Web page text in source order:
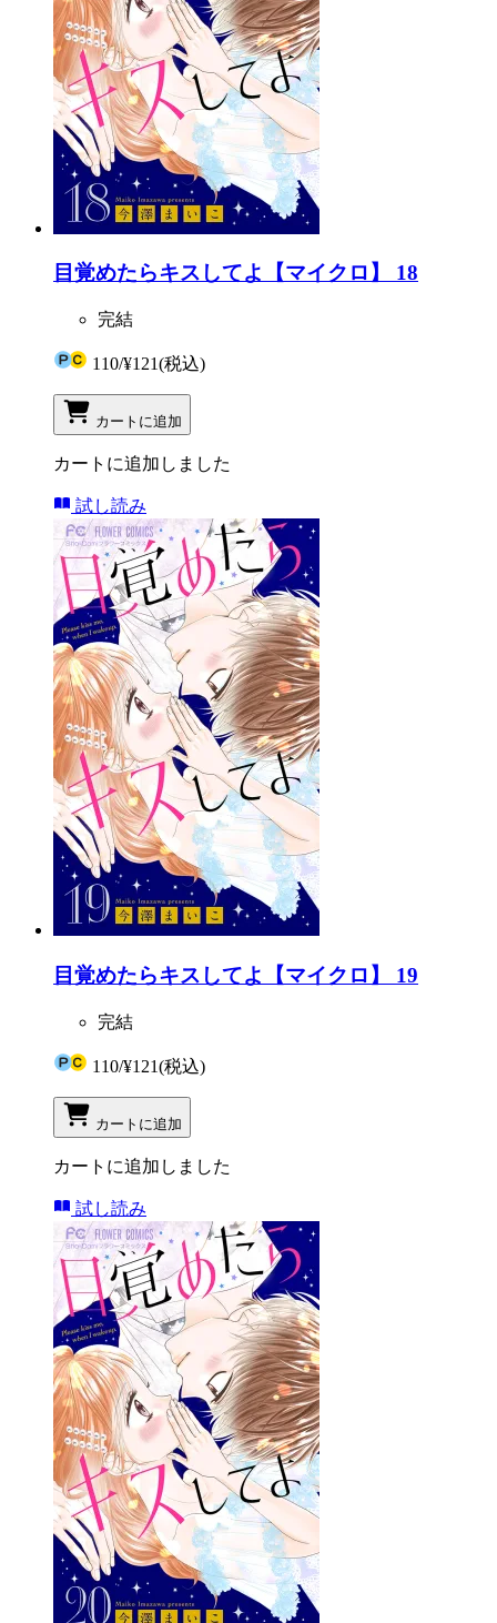
目覚めたらキスしてよ【マイクロ】 18
完結
110/¥121(税込)
カートに追加
カートに追加しました
試し読み
目覚めたらキスしてよ【マイクロ】 19
完結
110/¥121(税込)
カートに追加
カートに追加しました
試し読み